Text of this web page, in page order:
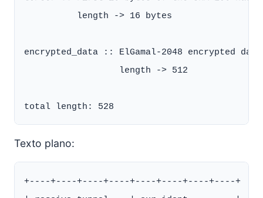
          length -> 16 bytes
encrypted_data :: ElGamal-2048 encrypted
                  length -> 512
Texto plano:
+----+----+----+----+----+----+----+----+